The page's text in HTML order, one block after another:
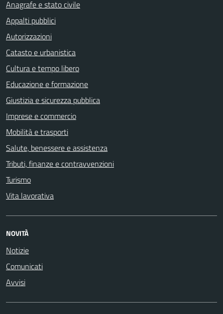
Anagrafe e stato civile
Appalti pubblici
Autorizzazioni
Catasto e urbanistica
Cultura e tempo libero
Educazione e formazione
Giustizia e sicurezza pubblica
Imprese e commercio
Mobilità e trasporti
Salute, benessere e assistenza
Tributi, finanze e contravvenzioni
Turismo
Vita lavorativa
NOVITÀ
Notizie
Comunicati
Avvisi